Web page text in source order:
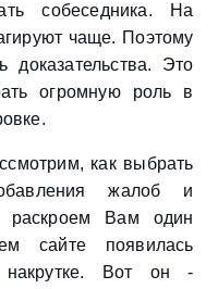
собеседника. На
чаще. Поэтому
доказательства. Это
огромную роль в
как выбрать
жалоб и
Вам один
сайте появилась
накрутке. Вот он -